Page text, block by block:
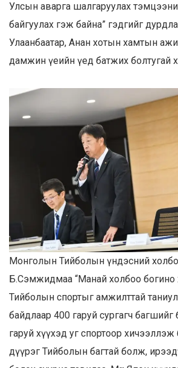
Улсын аварга шалгаруулах
байгуулах гэж байна” гэдгийг
Улаанбаатар, Анан хотын хамтын
дамжин үеийн үед батжих болтугай
Монголын Тийболын үндэсний
Б.Сэмжидмаа “Манай холбоо богино
Тийболын спортыг амжилттай
байдлаар 400 гаруй сургагч
гаруй хүүхэд уг спортоор хичээллэж
дүүрэг Тийболын багтай болж,